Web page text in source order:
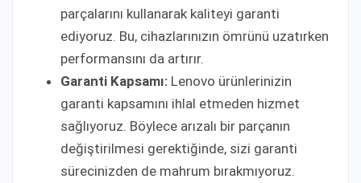
parçalarını kullanarak kaliteyi garanti
ediyoruz. Bu, cihazlarınızın ömrünü uzatırken
performansını da artırır.
Garanti Kapsamı: Lenovo ürünlerinizin
garanti kapsamını ihlal etmeden hizmet
sağlıyoruz. Böylece arızalı bir parçanın
değiştirilmesi gerektiğinde, sizi garanti
sürecinizden de mahrum bırakmıyoruz.